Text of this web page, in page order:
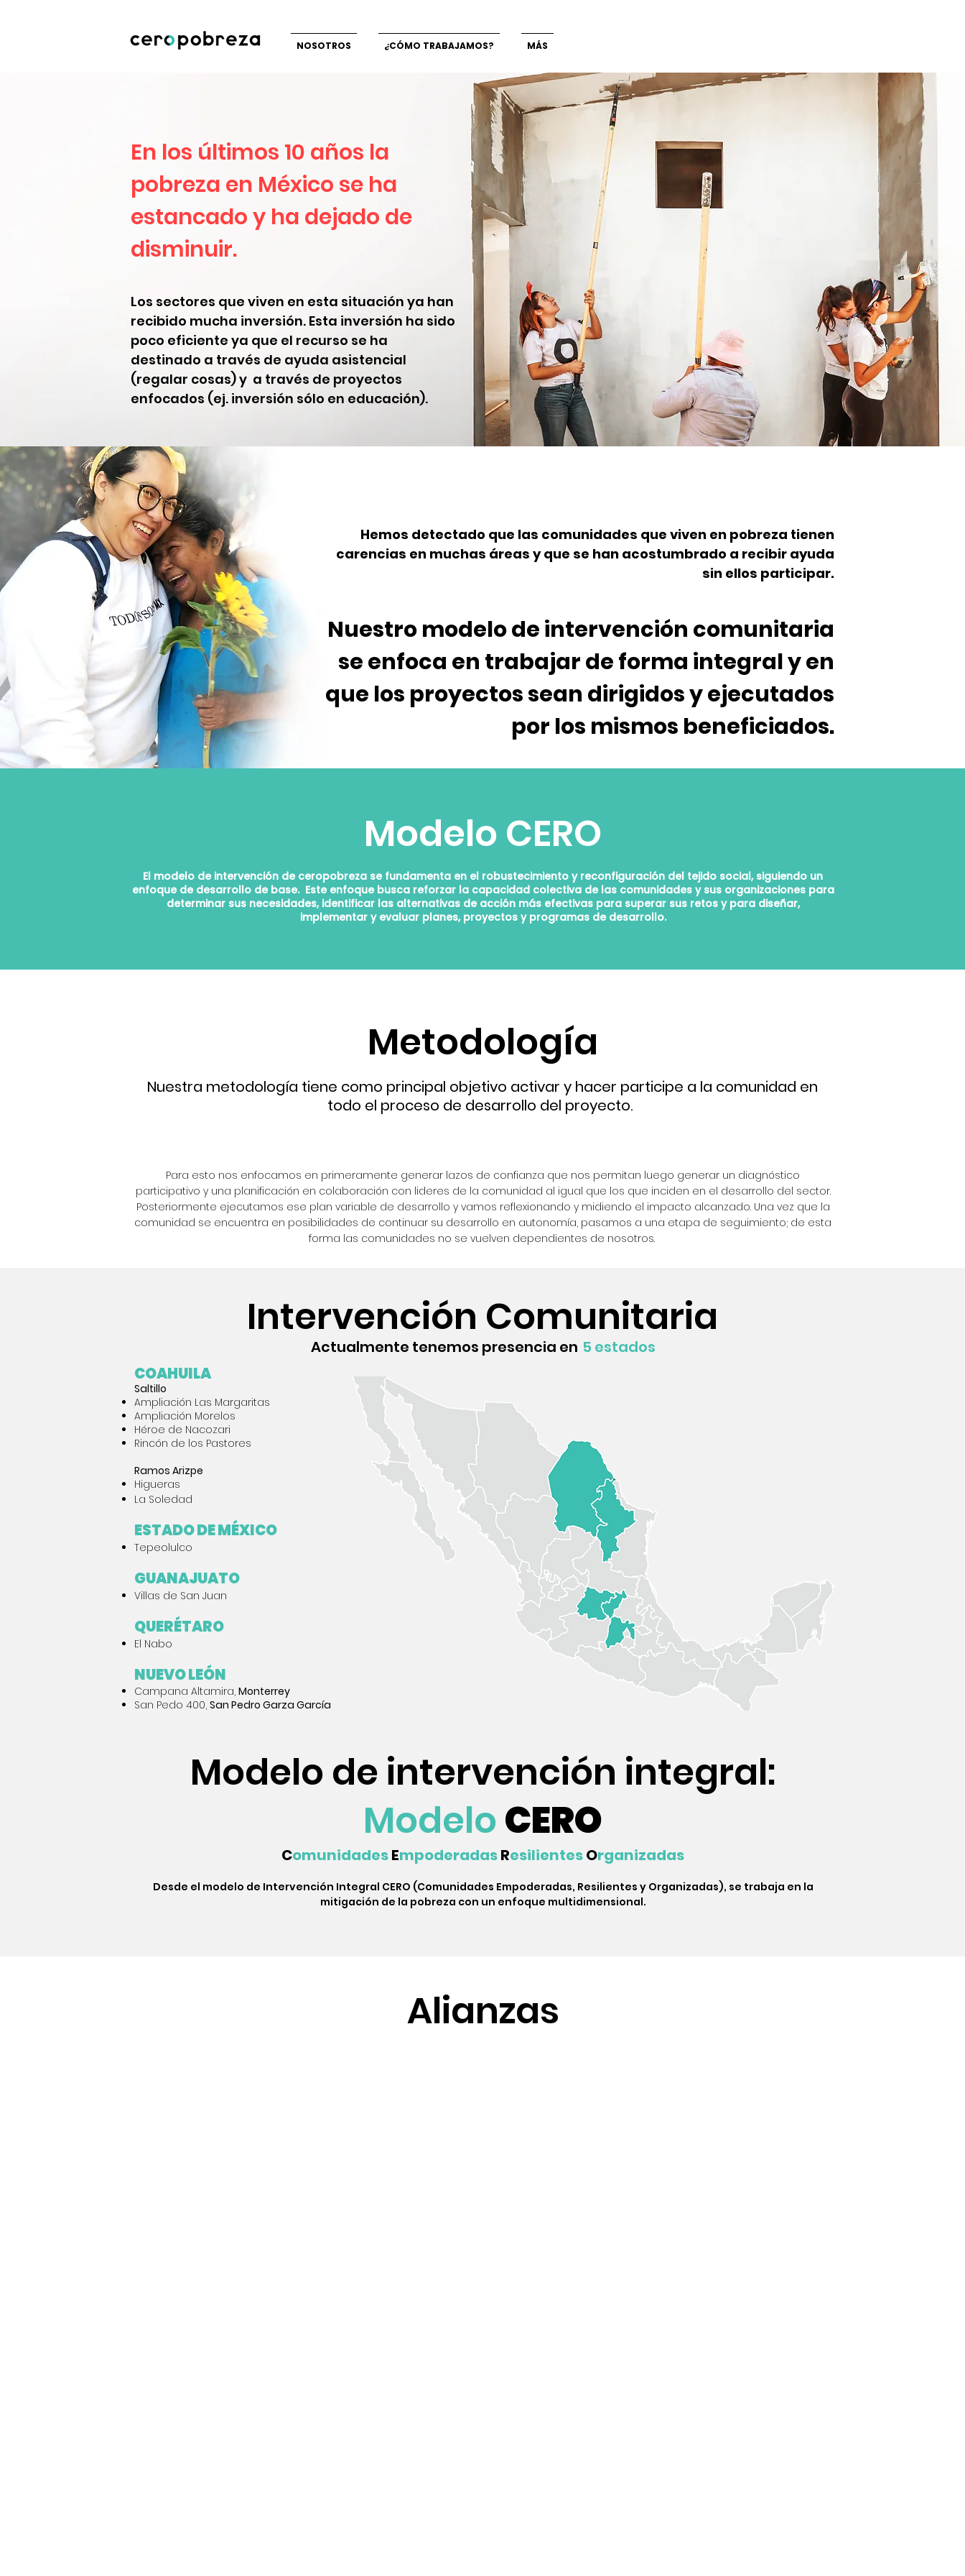
NOSOTROS ¿CÓMO TRABAJAMOS? MÁS
En los últimos 10 años la
pobreza en México se ha
estancado y ha dejado de
disminuir.
Los sectores que viven en esta situación ya han
recibido mucha inversión. Esta inversión ha sido
poco eficiente ya que el recurso se ha
destinado a través de ayuda asistencial
(regalar cosas) y a través de proyectos
enfocados (ej. inversión sólo en educación).
Hemos detectado que las comunidades que viven en pobreza tienen
carencias en muchas áreas y que se han acostumbrado a recibir ayuda
sin ellos participar.
Nuestro modelo de intervención comunitaria
se enfoca en trabajar de forma integral y en
que los proyectos sean dirigidos y ejecutados
por los mismos beneficiados.
Modelo CERO
El modelo de intervención de ceropobreza se fundamenta en el robustecimiento y reconfiguración del tejido social, siguiendo un
enfoque de desarrollo de base. Este enfoque busca reforzar la capacidad colectiva de las comunidades y sus organizaciones para
determinar sus necesidades, identificar las alternativas de acción más efectivas para superar sus retos y para diseñar,
implementar y evaluar planes, proyectos y programas de desarrollo.
Metodología
Nuestra metodología tiene como principal objetivo activar y hacer participe a la comunidad en
todo el proceso de desarrollo del proyecto.
Para esto nos enfocamos en primeramente generar lazos de confianza que nos permitan luego generar un diagnóstico
participativo y una planificación en colaboración con lideres de la comunidad al igual que los que inciden en el desarrollo del sector.
Posteriormente ejecutamos ese plan variable de desarrollo y vamos reflexionando y midiendo el impacto alcanzado. Una vez que la
comunidad se encuentra en posibilidades de continuar su desarrollo en autonomía, pasamos a una etapa de seguimiento; de esta
forma las comunidades no se vuelven dependientes de nosotros.
Intervención Comunitaria
Actualmente tenemos presencia en 5 estados
COAHUILA
​​Saltillo
Ampliación Las Margaritas
Ampliación Morelos
Héroe de Nacozari
Rincón de los Pastores
​Ramos Arizpe
Higueras
La Soledad
ESTADO DE MÉXICO
Tepeolulco
GUANAJUATO
Villas de San Juan
QUERÉTARO
El Nabo
NUEVO LEÓN
Campana Altamira, Monterrey
San Pedo 400, San Pedro Garza García
Modelo de intervención integral:
Modelo CERO
ComunidadesEmpoderadasResilientesOrganizadas
Desde el modelo de Intervención Integral CERO (Comunidades Empoderadas, Resilientes y Organizadas), se trabaja en la
mitigación de la pobreza con un enfoque multidimensional.
Alianzas